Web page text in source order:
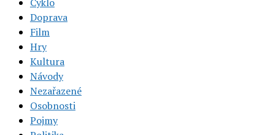
Doprava
Film
Hry
Kultura
Návody
Nezařazené
Osobnosti
Pojmy